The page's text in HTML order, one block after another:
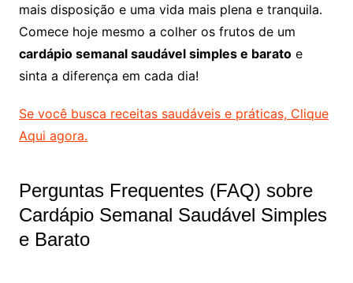
mais disposição e uma vida mais plena e tranquila.
Comece hoje mesmo a colher os frutos de um
cardápio semanal saudável simples e baratoe
sinta a diferença em cada dia!
Se você busca receitas saudáveis e práticas, Clique
Aqui agora.
Perguntas Frequentes (FAQ) sobre
Cardápio Semanal Saudável Simples
e Barato